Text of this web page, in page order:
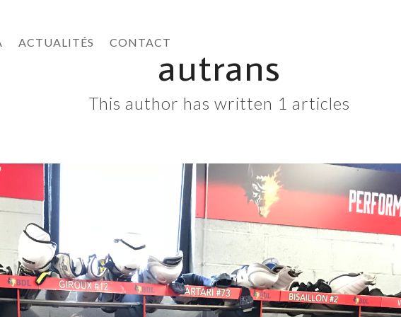
ACTUALITÉS CONTACTautrans
This author has written 1 articles